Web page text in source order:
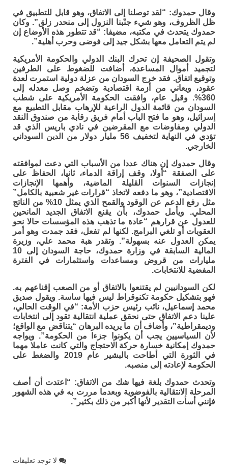
وقال حمدوك: “لقد توصلنا إلى الاتفاق، وهو قابل للتطبيق في
ظل الظروف، وهو شيء جنّبنا النزول إلى منحدر زلق”. وكان
حمدوك يتحدث في مكتبه، مضيفا: “قد تتطور هذه الأوضاع إن
لم يتم التعامل معها بشكل جيد إلى فوضى وحرب أهلية”.
وتقول الصحيفة إن تحرك البنك الدولي والحكومة الأمريكية
لتجميد أموال المساعدة، أضافت للضغوط على الطرفين
وتوقيع اتفاق. فقد خرج السودان من عزلة دولية استمرت لعدة
عقود، ويعاني من أزمة اقتصادية وتضخم وصل معدله إلى
360%. وقبل عام، وافقت الحكومة الأمريكية على شطب
السودان من قائمة الدول الراعية للإرهاب مقابل التطبيع مع
إسرائيل، وهو ما فتح الباب أمام فريق رقابة من صندوق النقد
الدولي ومفاوضات مع المقرضين في نادي باريس الذي قد
تؤدي في النهاية لتخفيف 56 مليار دولار من الدين السوداني
الخارجي.
وقال حمدوك إن هناك عددا من الأسباب التي دعت لموافقته
على الصفقة “أولا، وقف إراقة الدماء، ثانيا، الحفاظ على
إنجازات السنوات القليلة الماضية، وأهمها الإنجازات
الاقتصادية”، وهو ما دفعه لاتخاذ “قرارات غير شعبية بالكامل”
مثل رفع الدعم عن الوقود والقمح الذي يمثل 10% من الناتج
المحلي. ويأمل حمدوك، بأن يقنع الاتفاق الجديد المانحين
للعدول عن قرارهم “عادة ما تذهب هذه المؤسسات حالا نحو
العقوبات أو تلغي البرامج. لكنها لم تفعل، فقد جمدت وهو أمر
يمكن العدول عنه بسهولة”. وتقدر هبة محمد علي، وزيرة
المالية السابقة في وزارة حمدوك، حاجة السودان إلى 10
مليارات من قروض ومساعدات واستثمارات في الفترة
المفضية للانتخابات.
لكن السودانيين لم يقتنعوا بالاتفاق أو من الصعب إقناعهم به.
فهو بتشكيل حكومة تكنوقراط ليس فيها ساسة. ويقول صديق
محمد إسماعيل، نائب رئيس حزب الأمة: “في الوقت الحالي،
علينا دعم الاتفاق حتى نحقق عملية انتقالية تقود إلى انتخابات
وديمقراطية”، وأضاف أن ما يريده البرهان “يتناقض مع الواقع؛
لأن السياسيين يجب أن يكونوا جزءا من الحكومة”. ويواجه
حمدوك إمكانية خسارة حركة الاحتجاج والتي كانت عاملا مهما
في الثورة التي أطاحت بالبشير عام 2019 والضغط على
الحكومة لإعادته إلى منصبه.
وتحدث حمدوك بلغة فيها شك من الاتفاق: “اعتدت أن أصف
المرحلة الانتقالية بالفوضوية وبعدما مررت به في هذه الشهور
فإنني أسأت التقدير لأنها أكبر من ذلك بكثير”.
لا توجد تعليقات